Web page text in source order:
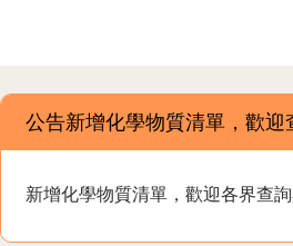
公告新增化學物質清單，歡迎
新增化學物質清單，歡迎各界查